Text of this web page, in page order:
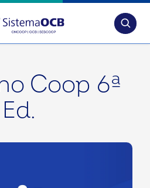
Coop 6ª
Ed.